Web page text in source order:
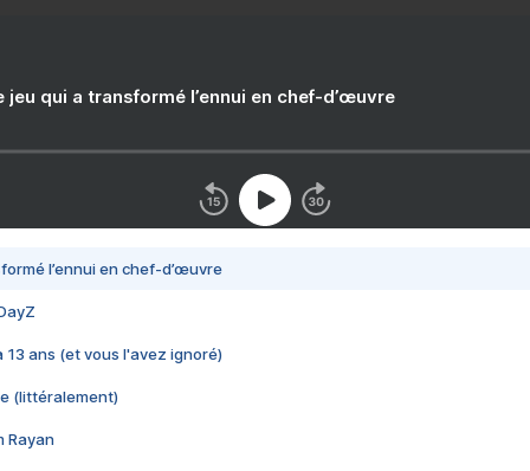
jeu qui a transformé l’ennui en chef-d’œuvre
l’ennui en chef-d’œuvre
13 ans (et vous l'avez ignoré)
(littéralement)
Rayan